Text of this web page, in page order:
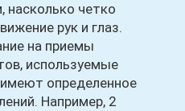
насколько четко
рук и глаз.
на приемы
используемые
определенное
Например, 2